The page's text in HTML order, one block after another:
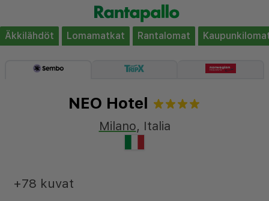
Äkkilähdöt Lomamatkat Rantalomat
NEO Hotel
Milano, Italia
+78 kuvat